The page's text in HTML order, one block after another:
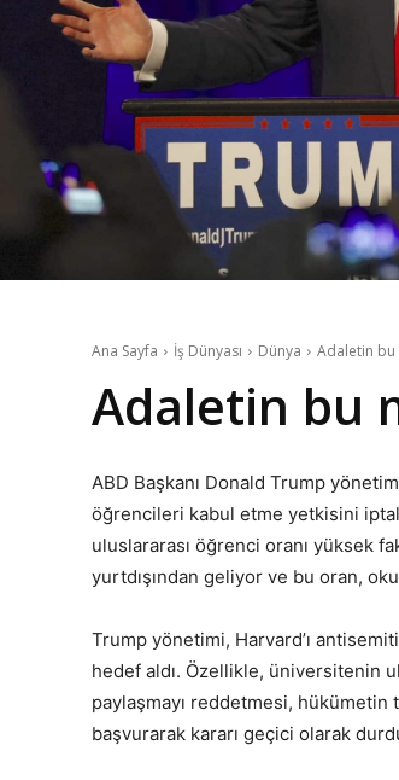
Ana Sayfa İş Dünyası Dünya Adaletin bu
Adaletin bu
ABD Başkanı Donald Trump
öğrencileri kabul etme yetkisini
uluslararası öğrenci oranı yüksek
yurtdışından geliyor ve bu oran,
Trump yönetimi, Harvard’ı
hedef aldı. Özellikle, üniversitenin
paylaşmayı reddetmesi,
başvurarak kararı geçici olarak